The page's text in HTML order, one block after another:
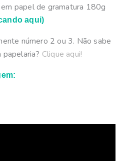
papel de gramatura 180g
aqui)
número 2 ou 3. Não sabe
papelaria? Clique aqui!